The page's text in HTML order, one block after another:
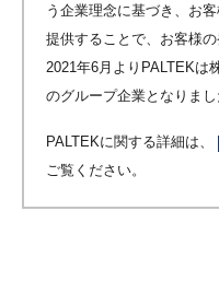
う企業理念に基づき、お
提供することで、お客様
2021年6月よりPALTEKは
のグループ企業となりまし
PALTEKに関する詳細は、
ご覧ください。